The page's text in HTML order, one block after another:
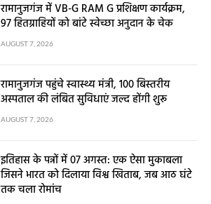
रामानुजगंज में VB-G RAM G प्रशिक्षण कार्यक्रम,
97 हितग्राहियों को बांटे स्वेच्छा अनुदान के चेक
AUGUST 7, 2026
रामानुजगंज पहुंचे स्वास्थ्य मंत्री, 100 बिस्तरीय
अस्पताल की लंबित सुविधाएं जल्द होंगी शुरू
AUGUST 7, 2026
इतिहास के पन्नों में 07 अगस्त: एक ऐसा मुकाबला
जिसने भारत को दिलाया विश्व खिताब, जब आठ घंटे
तक चला रोमांच